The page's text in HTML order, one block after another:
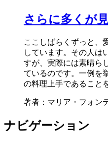
さらに多くが
ここしばらくずっと、
しています。その人は
すが、実際には素晴ら
ているのです。一例を
の料理上手であること
著者：マリア・フォン
ナビゲーション